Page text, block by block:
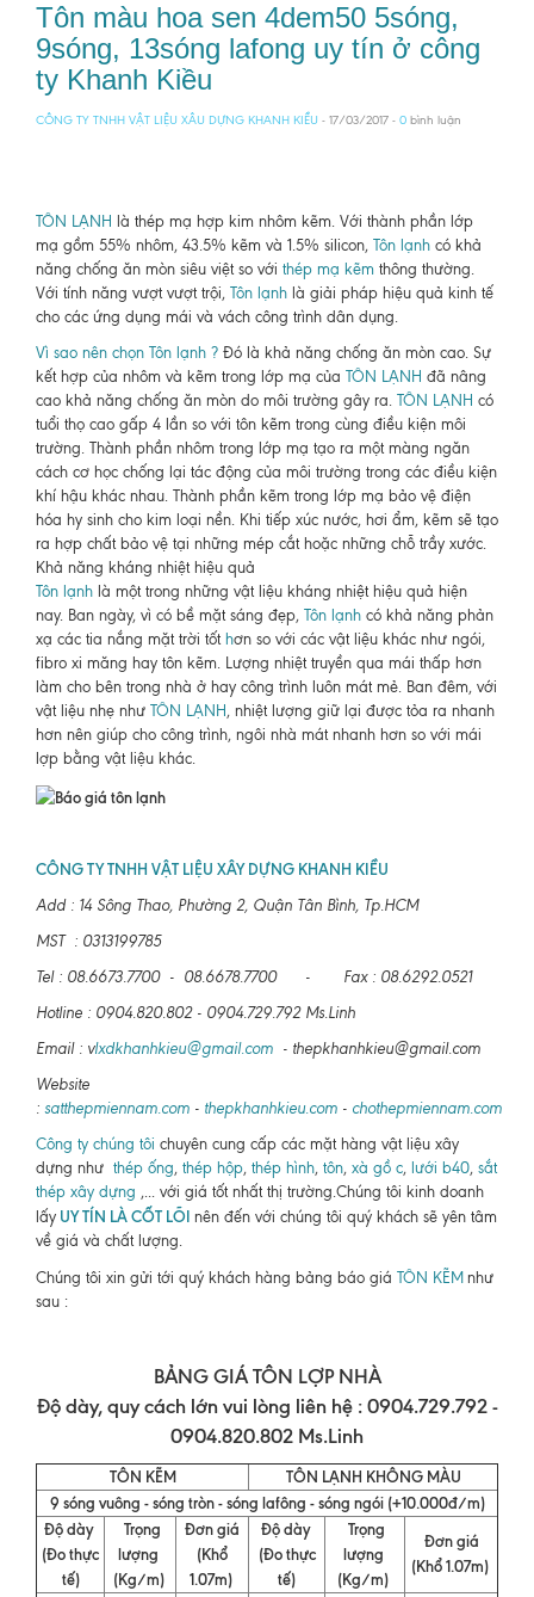
Tôn màu hoa sen 4dem50 5sóng,
9sóng, 13sóng lafong uy tín ở công
ty Khanh Kiều
CÔNG TY TNHH VẬT LIỆU XÂU DỰNG KHANH KIỀU - 17/03/2017 - 0 bình luận
TÔN LẠNH là thép mạ hợp kim nhôm kẽm. Với thành phần lớp
mạ gồm 55% nhôm, 43.5% kẽm và 1.5% silicon, Tôn lạnh có khả
năng chống ăn mòn siêu việt so với thép mạ kẽm thông thường.
Với tính năng vượt vượt trội, Tôn lạnh là giải pháp hiệu quả kinh tế
cho các ứng dụng mái và vách công trình dân dụng.
Vì sao nên chọn Tôn lạnh ? Đó là khả năng chống ăn mòn cao. Sự
kết hợp của nhôm và kẽm trong lớp mạ của TÔN LẠNH đã nâng
cao khả năng chống ăn mòn do môi trường gây ra. TÔN LẠNH có
tuổi thọ cao gấp 4 lần so với tôn kẽm trong cùng điều kiện môi
trường. Thành phần nhôm trong lớp mạ tạo ra một màng ngăn
cách cơ học chống lại tác động của môi trường trong các điều kiện
khí hậu khác nhau. Thành phần kẽm trong lớp mạ bảo vệ điện
hóa hy sinh cho kim loại nền. Khi tiếp xúc nước, hơi ẩm, kẽm sẽ tạo
ra hợp chất bảo vệ tại những mép cắt hoặc những chỗ trầy xước.
Khả năng kháng nhiệt hiệu quả
Tôn lạnh là một trong những vật liệu kháng nhiệt hiệu quả hiện
nay. Ban ngày, vì có bề mặt sáng đẹp, Tôn lạnh có khả năng phản
xạ các tia nắng mặt trời tốt hơn so với các vật liệu khác như ngói,
fibro xi măng hay tôn kẽm. Lượng nhiệt truyền qua mái thấp hơn
làm cho bên trong nhà ở hay công trình luôn mát mẻ. Ban đêm, với
vật liệu nhẹ như TÔN LẠNH , nhiệt lượng giữ lại được tỏa ra nhanh
hơn nên giúp cho công trình, ngôi nhà mát nhanh hơn so với mái
lợp bằng vật liệu khác.
CÔNG TY TNHH VẬT LIỆU XÂY DỰNG KHANH KIỀU
Add : 14 Sông Thao, Phường 2, Quận Tân Bình, Tp.HCM
MST : 0313199785
Tel : 08.6673.7700 - 08.6678.7700 - Fax : 08.6292.0521
Hotline : 0904.820.802 - 0904.729.792 Ms.Linh
Email : vlxdkhanhkieu@gmail.com - thepkhanhkieu@gmail.com
Website
: satthepmiennam.com - thepkhanhkieu.com - chothepmiennam.com
Công ty chúng tôi chuyên cung cấp các mặt hàng vật liệu xây
dựng như thép ống, thép hộp, thép hình, tôn, xà gồ c, lưới b40, sắt
thép xây dựng ,... với giá tốt nhất thị trường.Chúng tôi kinh doanh
lấy UY TÍN LÀ CỐT LÕI nên đến với chúng tôi quý khách sẽ yên tâm
về giá và chất lượng.
Chúng tôi xin gửi tới quý khách hàng bảng báo giá TÔN KẼM như
sau :
BẢNG GIÁ TÔN LỢP NHÀ
Độ dày, quy cách lớn vui lòng liên hệ : 0904.729.792 -
0904.820.802 Ms.Linh
TÔN KẼM
TÔN LẠNH KHÔNG MÀU
9 sóng vuông - sóng tròn - sóng lafông - sóng ngói (+10.000đ/m)
Độ dày
(Đo thực
tế)
Trọng
lượng
(Kg/m)
Đơn giá
(Khổ
1.07m)
Độ dày
(Đo thực
tế)
Trọng
lượng
(Kg/m)
Đơn giá
(Khổ 1.07m)